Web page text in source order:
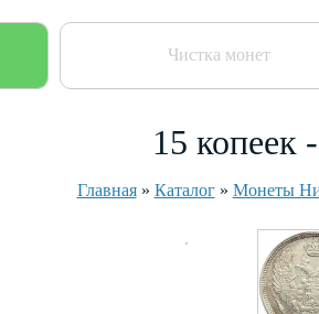
Чистка монет
15 копеек
Главная» Каталог» Монеты